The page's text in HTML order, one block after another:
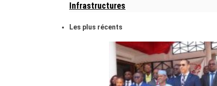
Infrastructures
Les plus récents